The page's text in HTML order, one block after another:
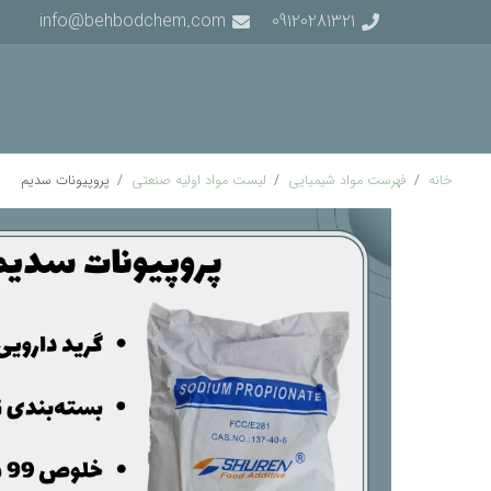
09120281321
info@behbodchem.com
خانه / فهرست مواد شیمیایی / لیست مواد اولیه صنعتی / پروپیونات سدیم